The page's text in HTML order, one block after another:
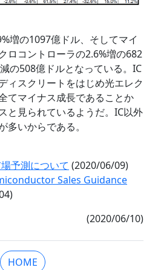
増の1097億ドル、そしてマイ
ロコントローラの2.6%増の682
の508億ドルとなっている。IC
ィスクリートをはじめ光エレク
てマイナス成長であることか
と見られているようだ。IC以外
多いからである。
予測について (2020/06/09)
Sales Guidance
(2020/06/10)
HOME